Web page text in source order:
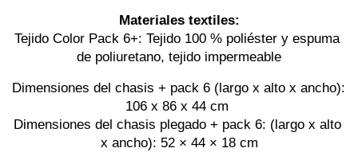
Materiales textiles:
Tejido Color Pack 6+: Tejido 100 % poliéster y espuma
de poliuretano, tejido impermeable
Dimensiones del chasis + pack 6 (largo x alto x ancho):
106 x 86 x 44 cm
Dimensiones del chasis plegado + pack 6: (largo x alto
x ancho): 52 × 44 × 18 cm